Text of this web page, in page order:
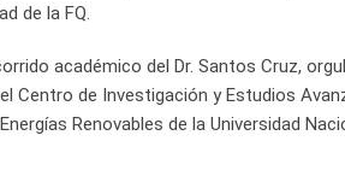
de la FQ.
académico del Dr. Santos Cruz,
Centro de Investigación y Estudios
Renovables de la Universidad